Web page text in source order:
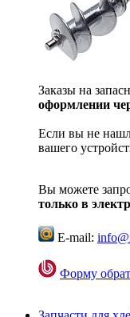
Заказы на
оформлении
Если вы не
вашего
Вы можете
только в
E-mail:
Форму